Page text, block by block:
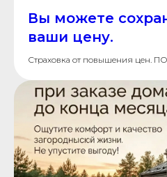
Вы можете
ваши цену.
Страховка от повышения цен.